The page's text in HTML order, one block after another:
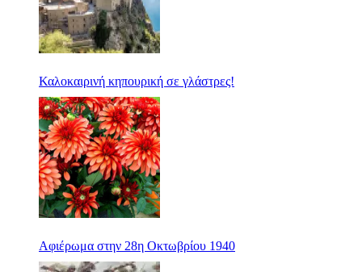
Καλοκαιρινή κηπουρική σε γλάστρες!
Αφιέρωμα στην 28η Οκτωβρίου 1940